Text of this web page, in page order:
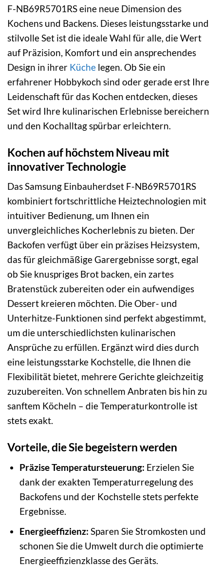
F-NB69R5701RS eine neue Dimension des
Kochens und Backens. Dieses leistungsstarke und
stilvolle Set ist die ideale Wahl für alle, die Wert
auf Präzision, Komfort und ein ansprechendes
Design in ihrer Küche legen. Ob Sie ein
erfahrener Hobbykoch sind oder gerade erst Ihre
Leidenschaft für das Kochen entdecken, dieses
Set wird Ihre kulinarischen Erlebnisse bereichern
und den Kochalltag spürbar erleichtern.
Kochen auf höchstem Niveau mit
innovativer Technologie
Das Samsung Einbauherdset F-NB69R5701RS
kombiniert fortschrittliche Heiztechnologien mit
intuitiver Bedienung, um Ihnen ein
unvergleichliches Kocherlebnis zu bieten. Der
Backofen verfügt über ein präzises Heizsystem,
das für gleichmäßige Garergebnisse sorgt, egal
ob Sie knuspriges Brot backen, ein zartes
Bratenstück zubereiten oder ein aufwendiges
Dessert kreieren möchten. Die Ober- und
Unterhitze-Funktionen sind perfekt abgestimmt,
um die unterschiedlichsten kulinarischen
Ansprüche zu erfüllen. Ergänzt wird dies durch
eine leistungsstarke Kochstelle, die Ihnen die
Flexibilität bietet, mehrere Gerichte gleichzeitig
zuzubereiten. Von schnellem Anbraten bis hin zu
sanftem Köcheln – die Temperaturkontrolle ist
stets exakt.
Vorteile, die Sie begeistern werden
Präzise Temperatursteuerung: Erzielen Sie
dank der exakten Temperaturregelung des
Backofens und der Kochstelle stets perfekte
Ergebnisse.
Energieeffizienz: Sparen Sie Stromkosten und
schonen Sie die Umwelt durch die optimierte
Energieeffizienzklasse des Geräts.